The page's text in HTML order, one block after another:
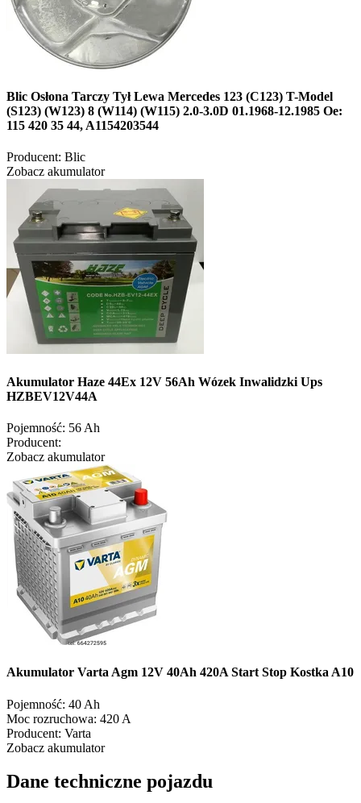
Blic Osłona Tarczy Tył Lewa Mercedes 123 (C123) T-Model
(S123) (W123) 8 (W114) (W115) 2.0-3.0D 01.1968-12.1985 Oe:
115 420 35 44, A1154203544
Producent: Blic
Zobacz akumulator
Akumulator Haze 44Ex 12V 56Ah Wózek Inwalidzki Ups
HZBEV12V44A
Pojemność: 56 Ah
Producent:
Zobacz akumulator
Akumulator Varta Agm 12V 40Ah 420A Start Stop Kostka A10
Pojemność: 40 Ah
Moc rozruchowa: 420 A
Producent: Varta
Zobacz akumulator
Dane techniczne pojazdu